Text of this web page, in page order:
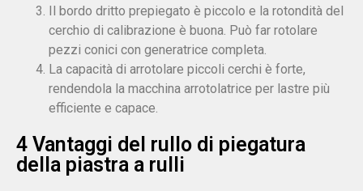
Il bordo dritto prepiegato è piccolo e la rotondità del
cerchio di calibrazione è buona. Può far rotolare
pezzi conici con generatrice completa.
La capacità di arrotolare piccoli cerchi è forte,
rendendola la macchina arrotolatrice per lastre più
efficiente e capace.
4 Vantaggi del rullo di piegatura
della piastra a rulli